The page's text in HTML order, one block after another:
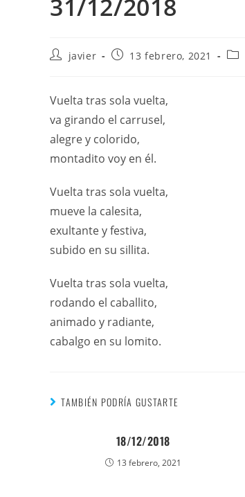
31/12/2018
javier 13 febrero, 2021
Vuelta tras sola vuelta,
va girando el carrusel,
alegre y colorido,
montadito voy en él.
Vuelta tras sola vuelta,
mueve la calesita,
exultante y festiva,
subido en su sillita.
Vuelta tras sola vuelta,
rodando el caballito,
animado y radiante,
cabalgo en su lomito.
TAMBIÉN PODRÍA GUSTARTE
18/12/2018
13 febrero, 2021